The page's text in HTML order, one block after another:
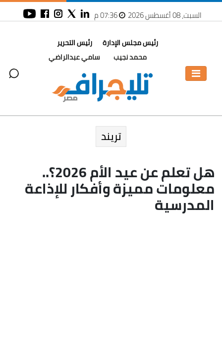
السبت، 08 أغسطس 2026 07:36 م
رئيس مجلس الإدارة
محمد نجيب
رئيس التحرير
سامي عبدالراضي
تريند
هل تعلم عن عيد الأم 2026؟..
معلومات مميزة وأفكار للإذاعة
المدرسية